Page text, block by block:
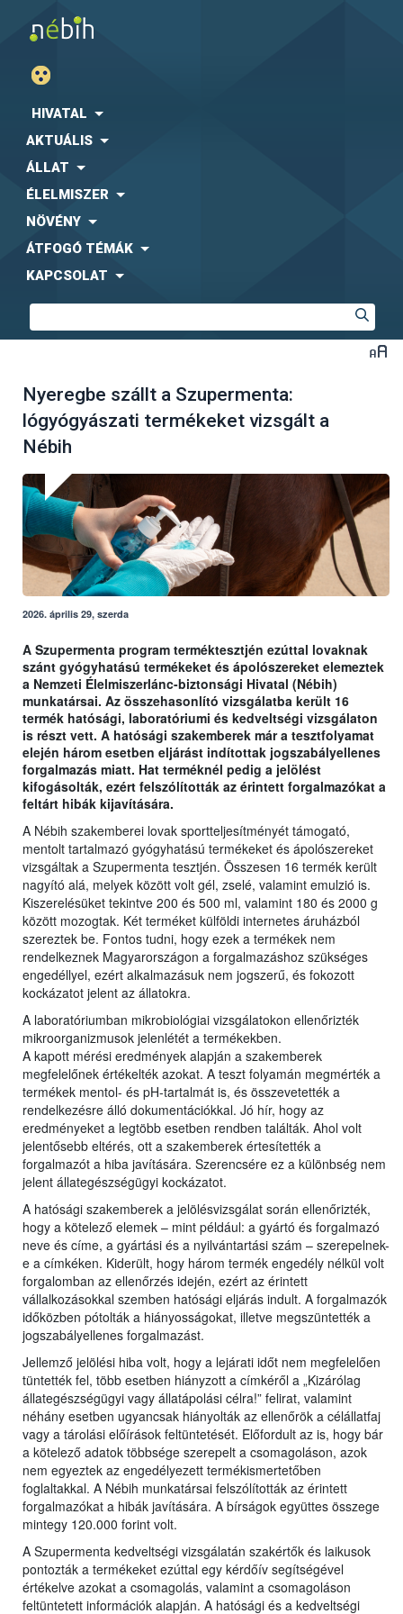
HIVATAL
AKTUÁLIS
ÁLLAT
ÉLELMISZER
NÖVÉNY
ÁTFOGÓ TÉMÁK
KAPCSOLAT
Nyeregbe szállt a Szupermenta:
lógyógyászati termékeket vizsgált a
Nébih
2026. április 29, szerda
A Szupermenta program terméktesztjén ezúttal lovaknak
szánt gyógyhatású termékeket és ápolószereket elemeztek
a Nemzeti Élelmiszerlánc-biztonsági Hivatal (Nébih)
munkatársai. Az összehasonlító vizsgálatba került 16
termék hatósági, laboratóriumi és kedveltségi vizsgálaton
is részt vett. A hatósági szakemberek már a tesztfolyamat
elején három esetben eljárást indítottak jogszabályellenes
forgalmazás miatt. Hat terméknél pedig a jelölést
kifogásolták, ezért felszólították az érintett forgalmazókat a
feltárt hibák kijavítására.
A Nébih szakemberei lovak sportteljesítményét támogató,
mentolt tartalmazó gyógyhatású termékeket és ápolószereket
vizsgáltak a Szupermenta tesztjén. Összesen 16 termék került
nagyító alá, melyek között volt gél, zselé, valamint emulzió is.
Kiszerelésüket tekintve 200 és 500 ml, valamint 180 és 2000 g
között mozogtak. Két terméket külföldi internetes áruházból
szereztek be. Fontos tudni, hogy ezek a termékek nem
rendelkeznek Magyarországon a forgalmazáshoz szükséges
engedéllyel, ezért alkalmazásuk nem jogszerű, és fokozott
kockázatot jelent az állatokra.
A laboratóriumban mikrobiológiai vizsgálatokon ellenőrizték
mikroorganizmusok jelenlétét a termékekben.
A kapott mérési eredmények alapján a szakemberek
megfelelőnek értékelték azokat. A teszt folyamán megmérték a
termékek mentol- és pH-tartalmát is, és összevetették a
rendelkezésre álló dokumentációkkal. Jó hír, hogy az
eredményeket a legtöbb esetben rendben találták. Ahol volt
jelentősebb eltérés, ott a szakemberek értesítették a
forgalmazót a hiba javítására. Szerencsére ez a különbség nem
jelent állategészségügyi kockázatot.
A hatósági szakemberek a jelölésvizsgálat során ellenőrizték,
hogy a kötelező elemek – mint például: a gyártó és forgalmazó
neve és címe, a gyártási és a nyilvántartási szám – szerepelnek-
e a címkéken. Kiderült, hogy három termék engedély nélkül volt
forgalomban az ellenőrzés idején, ezért az érintett
vállalkozásokkal szemben hatósági eljárás indult. A forgalmazók
időközben pótolták a hiányosságokat, illetve megszüntették a
jogszabályellenes forgalmazást.
Jellemző jelölési hiba volt, hogy a lejárati időt nem megfelelően
tüntették fel, több esetben hiányzott a címkéről a „Kizárólag
állategészségügyi vagy állatápolási célra!” felirat, valamint
néhány esetben ugyancsak hiányolták az ellenőrök a célállatfaj
vagy a tárolási előírások feltüntetését. Előfordult az is, hogy bár
a kötelező adatok többsége szerepelt a csomagoláson, azok
nem egyeztek az engedélyezett termékismertetőben
foglaltakkal. A Nébih munkatársai felszólították az érintett
forgalmazókat a hibák javítására. A bírságok együttes összege
mintegy 120.000 forint volt.
A Szupermenta kedveltségi vizsgálatán szakértők és laikusok
pontozták a termékeket ezúttal egy kérdőív segítségével
értékelve azokat a csomagolás, valamint a csomagoláson
feltüntetett információk alapján. A hatósági és a kedveltségi